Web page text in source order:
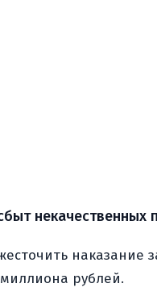
некачественных
рублей.